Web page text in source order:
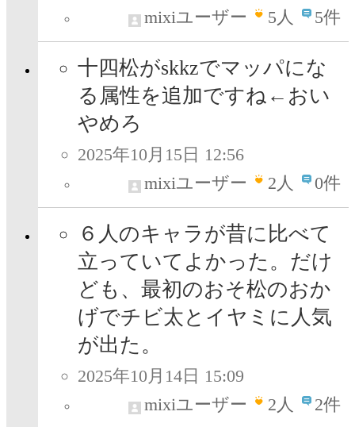
mixiユーザー
5人 5件
十四松がskkzでマッパにな
る属性を追加ですね←おい
やめろ
2025年10月15日 12:56
mixiユーザー
2人 0件
６人のキャラが昔に比べて
立っていてよかった。だけ
ども、最初のおそ松のおか
げでチビ太とイヤミに人気
が出た。
2025年10月14日 15:09
mixiユーザー
2人 2件